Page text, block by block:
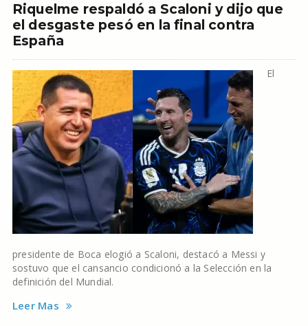
Riquelme respaldó a Scaloni y dijo que
el desgaste pesó en la final contra
España
El
presidente de Boca elogió a Scaloni, destacó a Messi y
sostuvo que el cansancio condicionó a la Selección en la
definición del Mundial.
Leer Mas